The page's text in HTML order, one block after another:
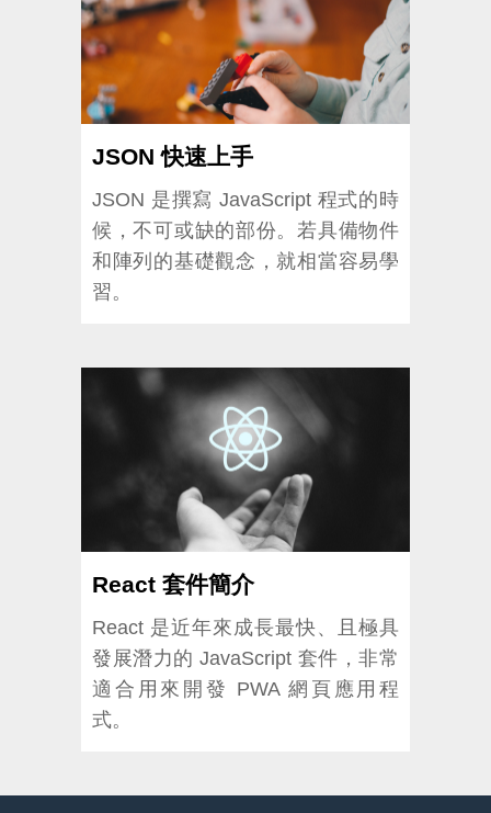
JSON 快速上手
JSON 是撰寫 JavaScript 程式的時
候，不可或缺的部份。若具備物件
和陣列的基礎觀念，就相當容易學
習。
React 套件簡介
React 是近年來成長最快、且極具
發展潛力的 JavaScript 套件，非常
適合用來開發 PWA 網頁應用程
式。